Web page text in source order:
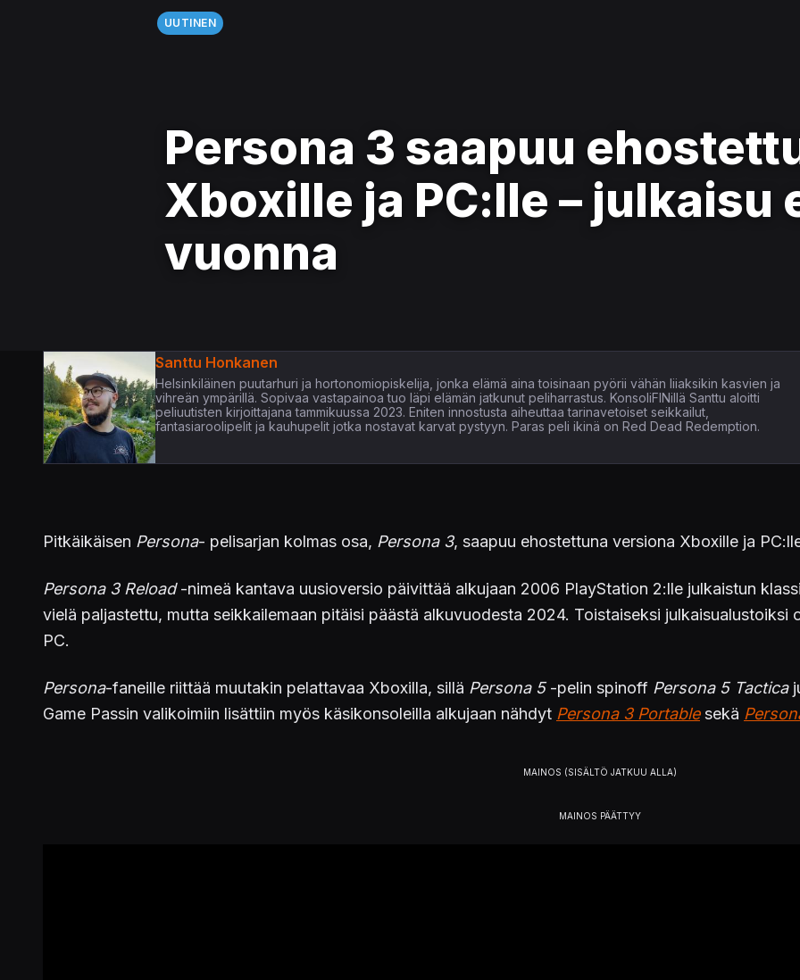
UUTINEN
Persona 3 saapuu
Xboxille ja PC:lle – julkaisu
vuonna
Santtu Honkanen
Helsinkiläinen puutarhuri ja hortonomiopiskelija, jonka elämä aina toisinaan pyörii vähän liiaksikin kasvien ja
vihreän ympärillä. Sopivaa vastapainoa tuo läpi elämän jatkunut peliharrastus. KonsoliFINillä Santtu aloitti
peliuutisten kirjoittajana tammikuussa 2023. Eniten innostusta aiheuttaa tarinavetoiset seikkailut,
fantasiaroolipelit ja kauhupelit jotka nostavat karvat pystyyn. Paras peli ikinä on Red Dead Redemption.
Pitkäikäisen Persona- pelisarjan kolmas osa, Persona 3, saapuu ehostettuna versiona Xboxille ja
Persona 3 Reload-nimeä kantava uusioversio päivittää alkujaan 2006 PlayStation 2:lle julkaistun
vielä paljastettu, mutta seikkailemaan pitäisi päästä alkuvuodesta 2024. Toistaiseksi julkaisualustoiksi
PC.
Persona-faneille riittää muutakin pelattavaa Xboxilla, sillä Persona 5-pelin spinoff Persona 5 Tactica
Game Passin valikoimiin lisättiin myös käsikonsoleilla alkujaan nähdyt Persona 3 Portablesekä